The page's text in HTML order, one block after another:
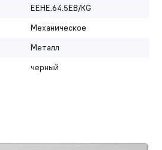
EEHE.64.5EB/KG
Механическое
Металл
черный